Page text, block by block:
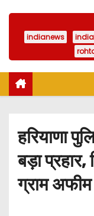
indianews india
हरियाणा
बड़ा
ग्राम अफीम